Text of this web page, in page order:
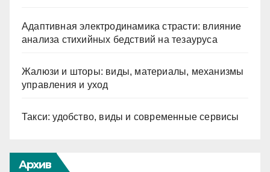
Адаптивная электродинамика страсти: влияние
анализа стихийных бедствий на тезауруса
Жалюзи и шторы: виды, материалы, механизмы
управления и уход
Такси: удобство, виды и современные сервисы
Архив